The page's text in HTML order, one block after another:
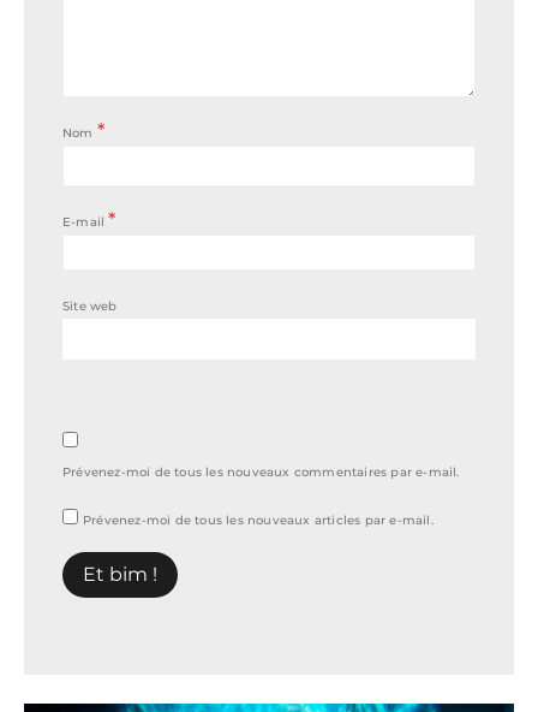
Nom *
E-mail*
Site web
Prévenez-moi de tous les nouveaux commentaires par e-mail.
Prévenez-moi de tous les nouveaux articles par e-mail.